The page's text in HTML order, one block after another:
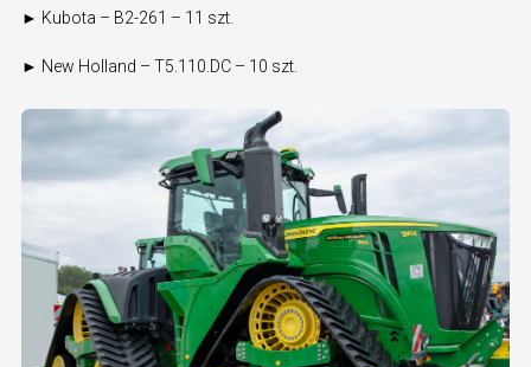
► Kubota – B2-261 – 11 szt.
► New Holland – T5.110.DC – 10 szt.